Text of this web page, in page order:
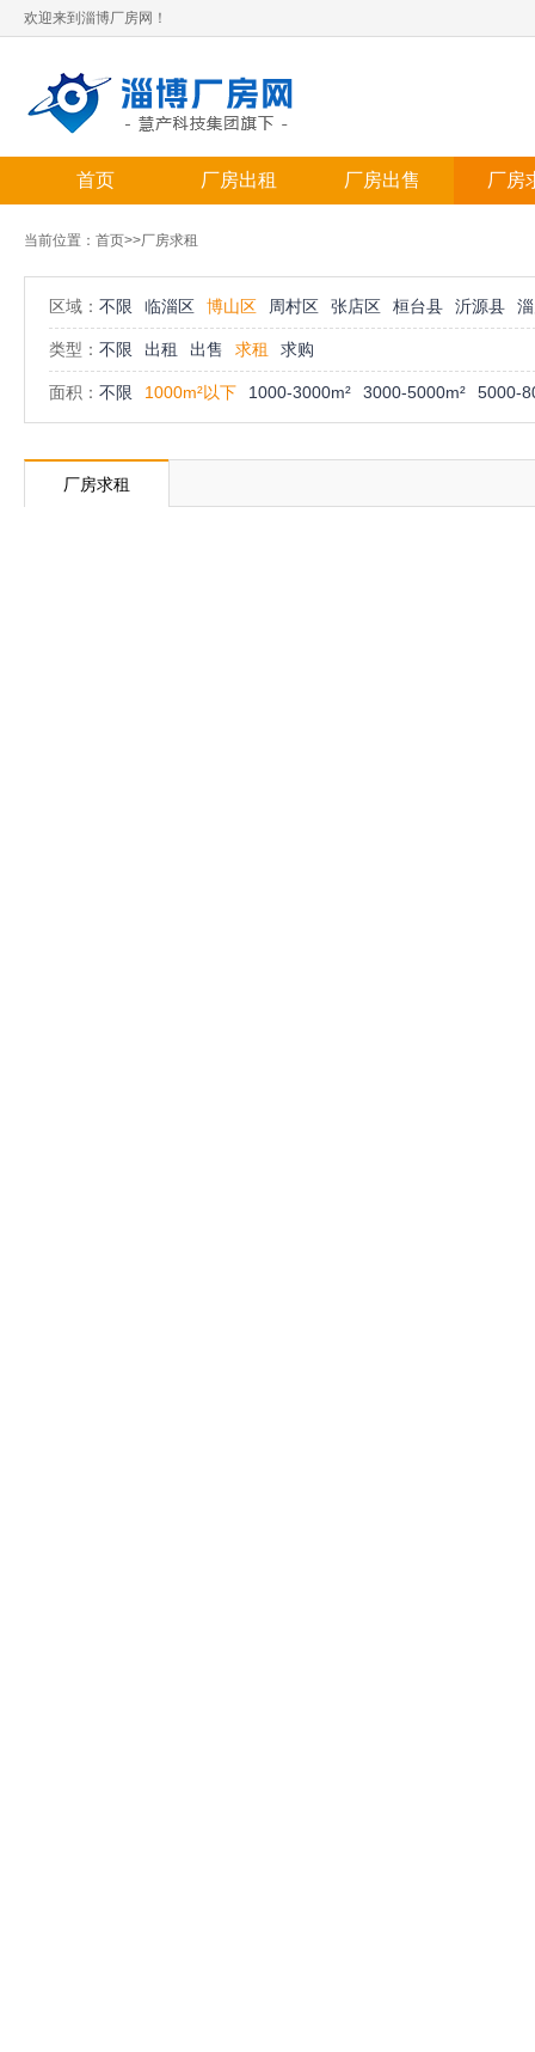
欢迎来到淄博厂房网！
首页 厂房出租 厂房出售 厂房
当前位置： 首页>>厂房求租
区域： 不限 临淄区 博山区 周村区 张店区 桓台县 沂源县
类型： 不限 出租 出售 求租 求购
面积： 不限 1000m²以下 1000-3000m² 3000-5000m² 5000-
厂房求租